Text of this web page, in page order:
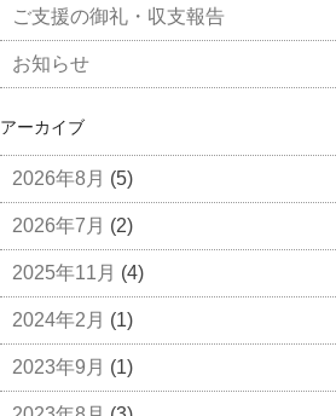
ご支援の御礼・収支報告
お知らせ
アーカイブ
2026年8月 (5)
2026年7月 (2)
2025年11月 (4)
2024年2月 (1)
2023年9月 (1)